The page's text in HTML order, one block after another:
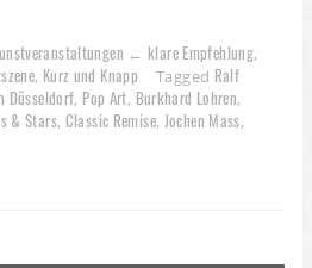
← klare Empfehlung,
, Kurz und Knapp Tagged Ralf
Düsseldorf, Pop Art, Burkhard Lohren,
& Stars, Classic Remise, Jochen Mass,